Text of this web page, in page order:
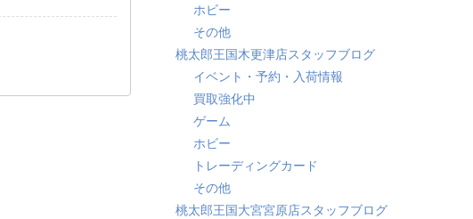
ホビー
その他
桃太郎王国木更津店スタッフブログ
イベント・予約・入荷情報
買取強化中
ゲーム
ホビー
トレーディングカード
その他
桃太郎王国大宮宮原店スタッフブログ